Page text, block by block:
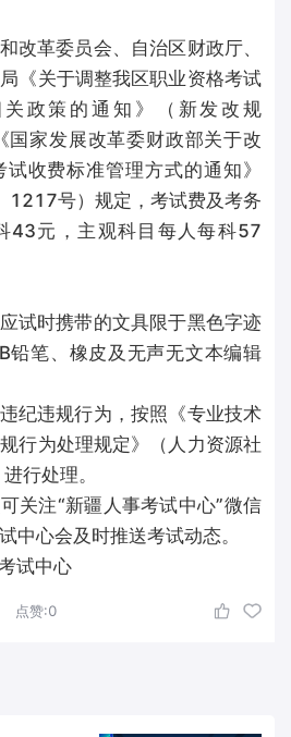
改革委员会、自治区财政厅、
《关于调整我区职业资格考试
政策的通知》（新发改规
国家发展改革委财政部关于改
收费标准管理方式的通知》
1217号）规定，考试费及考务
43元，主观科目每人每科57
应试时携带的文具限于黑色字迹
铅笔、橡皮及无声无文本编辑
违纪违规行为，按照《专业技术
行为处理规定》（人力资源社
行处理。
关注“新疆人事考试中心”微信
中心会及时推送考试动态。
试中心
点赞:0